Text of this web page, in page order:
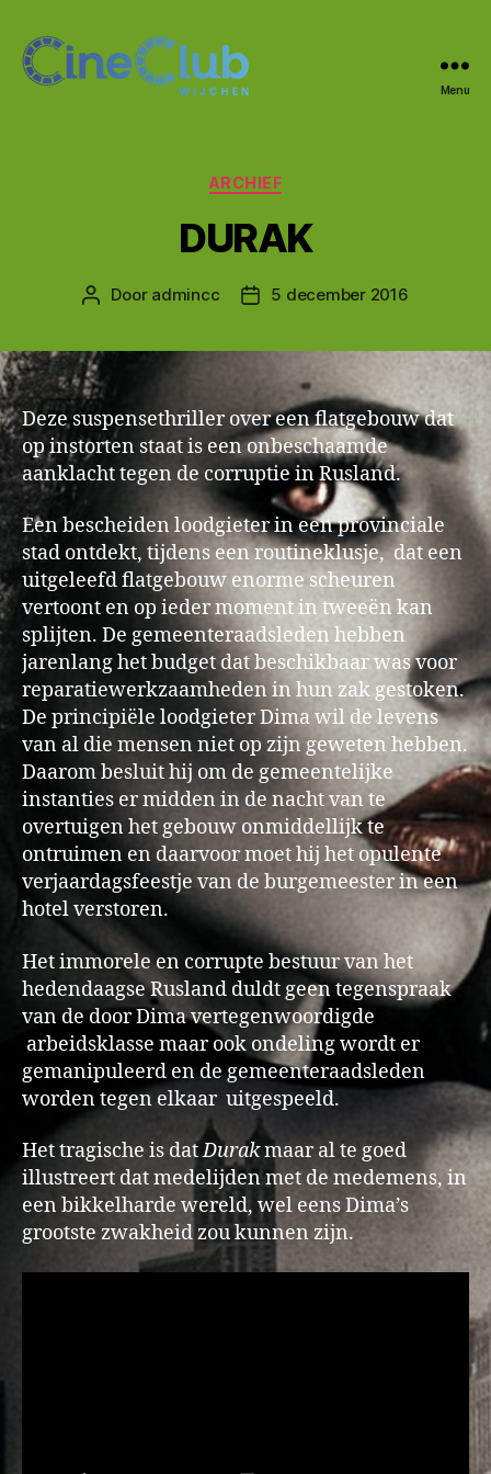
Menu
Categorieën
ARCHIEF
DURAK
Berichtauteur
Door admincc Berichtdatum
5 december 2016
Deze suspensethriller over een flatgebouw dat
op instorten staat is een onbeschaamde
aanklacht tegen de corruptie in Rusland.
Een bescheiden loodgieter in een provinciale
stad ontdekt, tijdens een routineklusje, dat een
uitgeleefd flatgebouw enorme scheuren
vertoont en op ieder moment in tweeën kan
splijten. De gemeenteraadsleden hebben
jarenlang het budget dat beschikbaar was voor
reparatiewerkzaamheden in hun zak gestoken.
De principiële loodgieter Dima wil de levens
van al die mensen niet op zijn geweten hebben.
Daarom besluit hij om de gemeentelijke
instanties er midden in de nacht van te
overtuigen het gebouw onmiddellijk te
ontruimen en daarvoor moet hij het opulente
verjaardagsfeestje van de burgemeester in een
hotel verstoren.
Het immorele en corrupte bestuur van het
hedendaagse Rusland duldt geen tegenspraak
van de door Dima vertegenwoordigde
arbeidsklasse maar ook ondeling wordt er
gemanipuleerd en de gemeenteraadsleden
worden tegen elkaar uitgespeeld.
Het tragische is datDurakmaar al te goed
illustreert dat medelijden met de medemens, in
een bikkelharde wereld, wel eens Dima’s
grootste zwakheid zou kunnen zijn.